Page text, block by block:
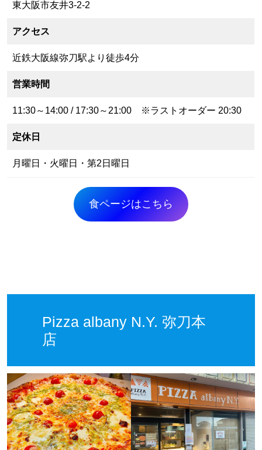
東大阪市友井3-2-2
アクセス
近鉄大阪線弥刀駅より徒歩4分
営業時間
11:30～14:00 / 17:30～21:00 ※ラストオーダー 20:30
定休日
月曜日・火曜日・第2日曜日
食ページはこちら
Pizza albany N.Y. 弥刀本
店